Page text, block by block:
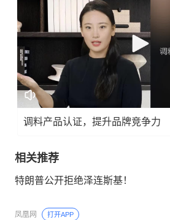
调料产品认证，提升品牌竞争力
相关推荐
特朗普公开拒绝泽连斯基！
凤凰网 打开APP